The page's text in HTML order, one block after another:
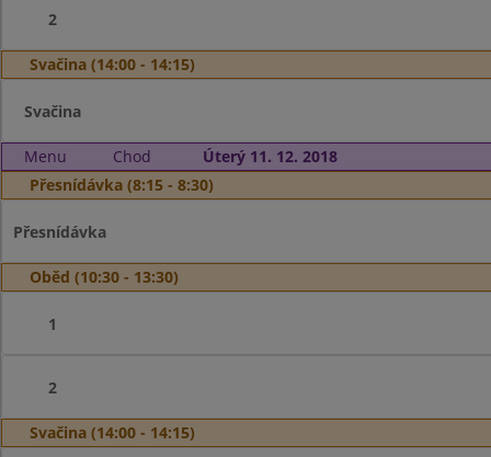
2
Svačina (14:00 - 14:15)
Svačina
Menu Chod
Úterý 11. 12. 2018
Přesnídávka (8:15 - 8:30)
Přesnídávka
Oběd (10:30 - 13:30)
1
2
Svačina (14:00 - 14:15)